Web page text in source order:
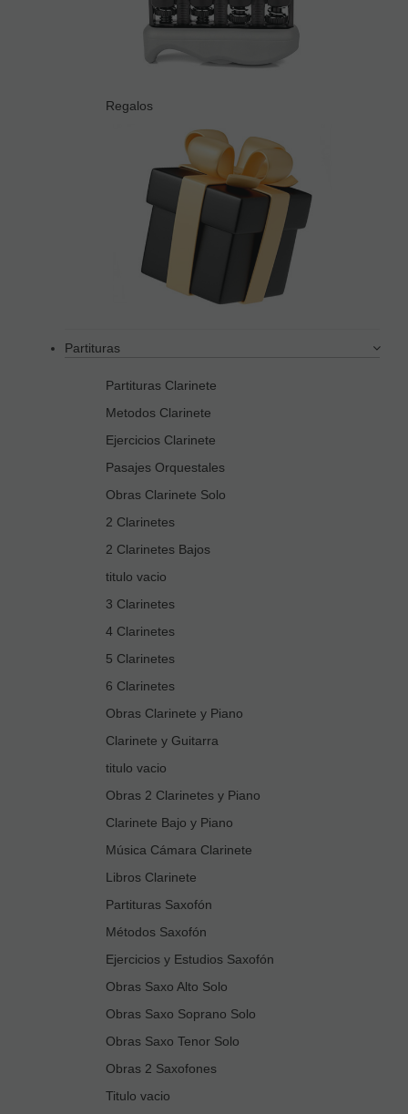
Regalos
Partituras
Partituras Clarinete
Metodos Clarinete
Ejercicios Clarinete
Pasajes Orquestales
Obras Clarinete Solo
2 Clarinetes
2 Clarinetes Bajos
titulo vacio
3 Clarinetes
4 Clarinetes
5 Clarinetes
6 Clarinetes
Obras Clarinete y Piano
Clarinete y Guitarra
titulo vacio
Obras 2 Clarinetes y Piano
Clarinete Bajo y Piano
Música Cámara Clarinete
Libros Clarinete
Partituras Saxofón
Métodos Saxofón
Ejercicios y Estudios Saxofón
Obras Saxo Alto Solo
Obras Saxo Soprano Solo
Obras Saxo Tenor Solo
Obras 2 Saxofones
Titulo vacio